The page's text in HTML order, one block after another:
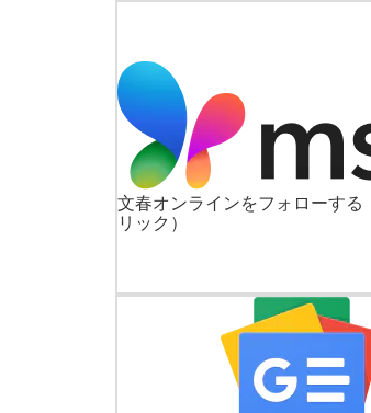
文春オンラインをフォローする
リック）